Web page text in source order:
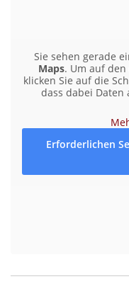
durchziehen die
Immobilie verbindet
Umgebung mit der
Sie sehen gerade
Maps. Um auf
klicken Sie auf die
dass dabei
Erforderlichen